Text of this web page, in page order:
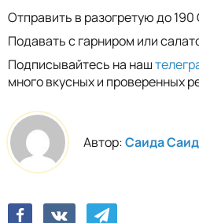
Отправить в разогретую до 190
Подавать с гарниром или
Подписывайтесь на наш
много вкусных и проверенных
Автор:Саида